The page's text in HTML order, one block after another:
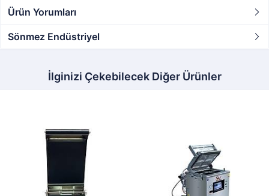
Ürün Yorumları
Sönmez Endüstriyel
İlginizi Çekebilecek Diğer Ürünler